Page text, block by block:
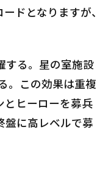
ドとなりますが、
する。星の室施設
。この効果は重複
とヒーローを募兵
盤に高レベルで募